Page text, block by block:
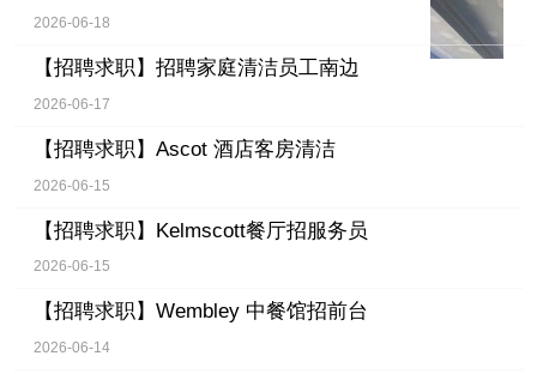
2026-06-18
【招聘求职】 招聘家庭清洁员工南边
2026-06-17
【招聘求职】 Ascot 酒店客房清洁
2026-06-15
【招聘求职】 Kelmscott餐厅招服务员
2026-06-15
【招聘求职】 Wembley 中餐馆招前台
2026-06-14